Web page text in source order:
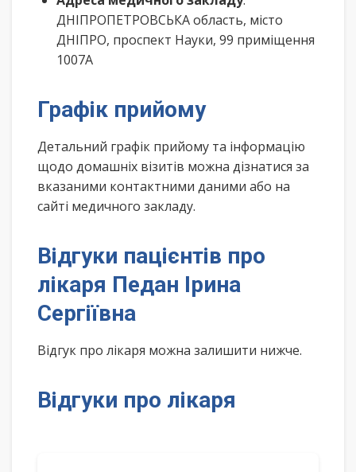
ДНІПРОПЕТРОВСЬКА область, місто
ДНІПРО, проспект Науки, 99 приміщення
1007А
Графік прийому
Детальний графік прийому та інформацію
щодо домашніх візитів можна дізнатися за
вказаними контактними даними або на
сайті медичного закладу.
Відгуки пацієнтів про
лікаря Педан Ірина
Сергіївна
Відгук про лікаря можна залишити нижче.
Відгуки про лікаря